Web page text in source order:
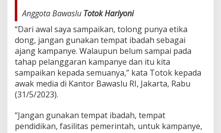
g
k
u
K
s
u
l
n
M
Anggota Bawaslu Totok Hariyoni
“Dari awal saya sampaikan, tolong punya etika
dong, jangan gunakan tempat ibadah sebagai
ajang kampanye. Walaupun belum sampai pada
tahap pelanggaran kampanye dan itu kita
sampaikan kepada semuanya,” kata Totok kepada
awak media di Kantor Bawaslu RI, Jakarta, Rabu
(31/5/2023).
“Jangan gunakan tempat ibadah, tempat
pendidikan, fasilitas pemerintah, untuk kampanye,